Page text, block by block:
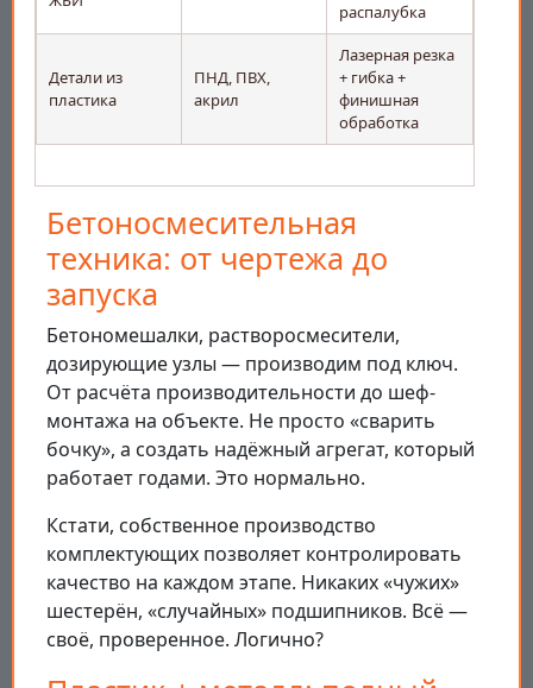
распалубка
Детали из
пластика
ПНД, ПВХ,
акрил
Лазерная резка
+ гибка +
финишная
обработка
Бетоносмесительная
техника: от чертежа до
запуска
Бетономешалки, растворосмесители,
дозирующие узлы — производим под ключ.
От расчёта производительности до шеф-
монтажа на объекте. Не просто «сварить
бочку», а создать надёжный агрегат, который
работает годами. Это нормально.
Кстати, собственное производство
комплектующих позволяет контролировать
качество на каждом этапе. Никаких «чужих»
шестерён, «случайных» подшипников. Всё —
своё, проверенное. Логично?